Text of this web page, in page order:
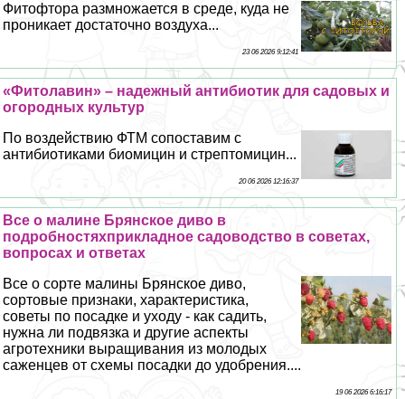
Фитофтора размножается в среде, куда не
проникает достаточно воздуха...
23 06 2026 9:12:41
«Фитолавин» – надежный антибиотик для садовых и
огородных культур
По воздействию ФТМ сопоставим с
антибиотиками биомицин и стрептомицин...
20 06 2026 12:16:37
Все о малине Брянское диво в
подробностяхприкладное садоводство в советах,
вопросах и ответах
Все о сорте малины Брянское диво,
сортовые признаки, хаpaктеристика,
советы по посадке и уходу - как садить,
нужна ли подвязка и другие аспекты
агротехники выращивания из молодых
саженцев от схемы посадки до удобрения....
19 06 2026 6:16:17